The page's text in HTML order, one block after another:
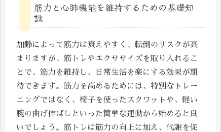
筋力と心肺機能を維持するための基礎知
識
加齢によって筋力は衰えやすく、転倒のリスクが高
まりますが、筋トレやエクササイズを取り入れるこ
とで、筋力を維持し、日常生活を楽にする効果が期
待できます。筋力を高めるためには、特別なトレー
ニングではなく、椅子を使ったスクワットや、軽い
腕の曲げ伸ばしといった簡単な運動から始めると良
いでしょう。筋トレは筋力の向上に加え、代謝を促